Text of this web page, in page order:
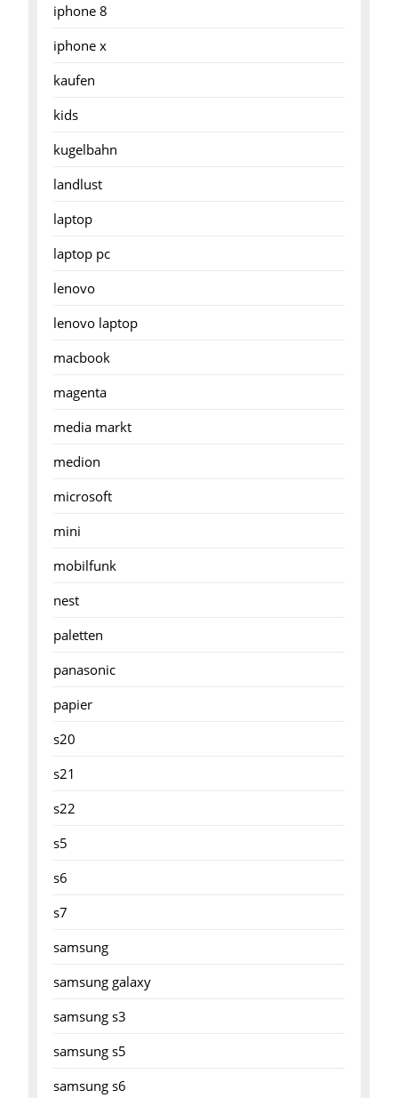
iphone 8
iphone x
kaufen
kids
kugelbahn
landlust
laptop
laptop pc
lenovo
lenovo laptop
macbook
magenta
media markt
medion
microsoft
mini
mobilfunk
nest
paletten
panasonic
papier
s20
s21
s22
s5
s6
s7
samsung
samsung galaxy
samsung s3
samsung s5
samsung s6